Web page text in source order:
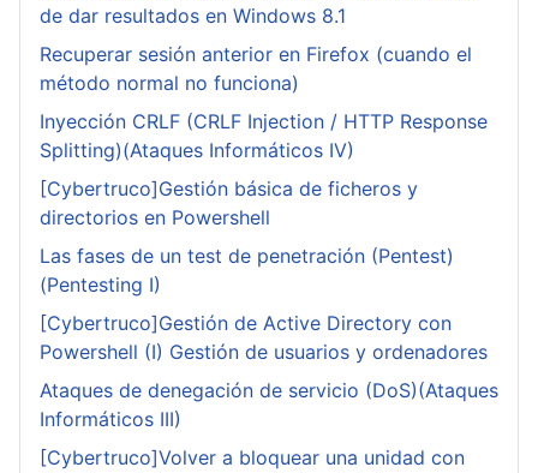
de dar resultados en Windows 8.1
Recuperar sesión anterior en Firefox (cuando el
método normal no funciona)
Inyección CRLF (CRLF Injection / HTTP Response
Splitting)(Ataques Informáticos IV)
[Cybertruco]Gestión básica de ficheros y
directorios en Powershell
Las fases de un test de penetración (Pentest)
(Pentesting I)
[Cybertruco]Gestión de Active Directory con
Powershell (I) Gestión de usuarios y ordenadores
Ataques de denegación de servicio (DoS)(Ataques
Informáticos III)
[Cybertruco]Volver a bloquear una unidad con